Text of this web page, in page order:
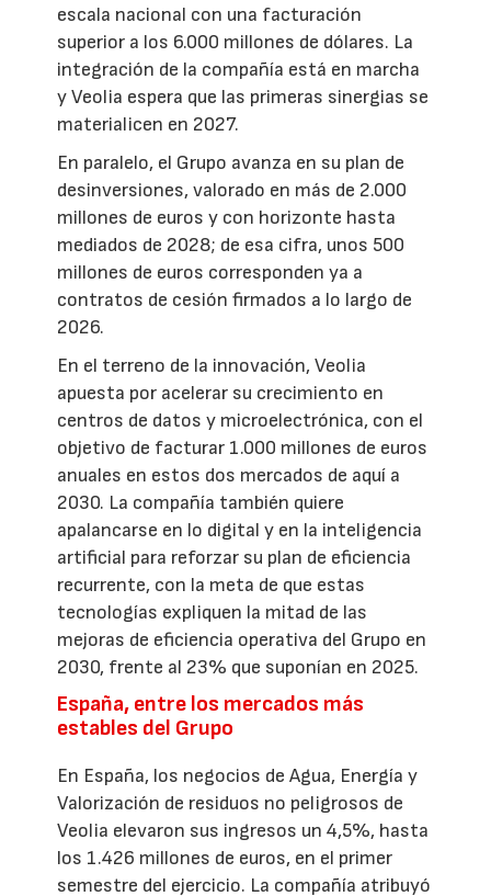
escala nacional con una facturación
superior a los 6.000 millones de dólares. La
integración de la compañía está en marcha
y Veolia espera que las primeras sinergias se
materialicen en 2027.
En paralelo, el Grupo avanza en su plan de
desinversiones, valorado en más de 2.000
millones de euros y con horizonte hasta
mediados de 2028; de esa cifra, unos 500
millones de euros corresponden ya a
contratos de cesión firmados a lo largo de
2026.
En el terreno de la innovación, Veolia
apuesta por acelerar su crecimiento en
centros de datos y microelectrónica, con el
objetivo de facturar 1.000 millones de euros
anuales en estos dos mercados de aquí a
2030. La compañía también quiere
apalancarse en lo digital y en la inteligencia
artificial para reforzar su plan de eficiencia
recurrente, con la meta de que estas
tecnologías expliquen la mitad de las
mejoras de eficiencia operativa del Grupo en
2030, frente al 23% que suponían en 2025.
España, entre los mercados más
estables del Grupo
En España, los negocios de Agua, Energía y
Valorización de residuos no peligrosos de
Veolia elevaron sus ingresos un 4,5%, hasta
los 1.426 millones de euros, en el primer
semestre del ejercicio. La compañía atribuyó